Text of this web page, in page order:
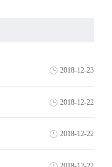
2018-12-23
2018-12-22
2018-12-22